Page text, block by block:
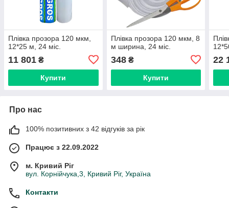
Плівка прозора 120 мкм,
12*25 м, 24 міс.
11 801 ₴
Купити
Плівка прозора 120 мкм, 8
м ширина, 24 міс.
348₴
Купити
22
Про нас
100% позитивних з 42 відгуків за рік
Працює з 22.09.2022
м. Кривий Ріг
вул. Корнійчука,3, Кривий Ріг, Україна
Контакти